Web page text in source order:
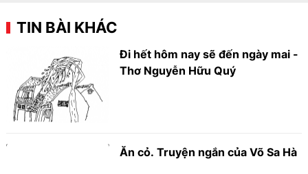
TIN BÀI KHÁC
Đi hết hôm nay sẽ đến ngày mai -
Thơ Nguyễn Hữu Quý
Ăn cỏ. Truyện ngắn của Võ Sa Hà